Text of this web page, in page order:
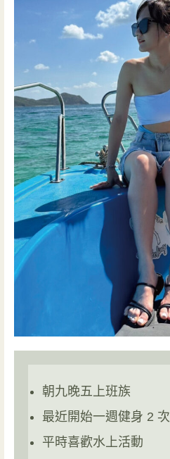
朝九晚五上班族
最近開始一週健身 2 次
平時喜歡水上活動